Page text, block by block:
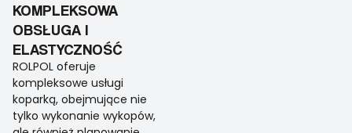
KOMPLEKSOWA
OBSŁUGA I
ELASTYCZNOŚĆ
ROLPOL oferuje
kompleksowe usługi
koparką, obejmujące nie
tylko wykonanie wykopów,